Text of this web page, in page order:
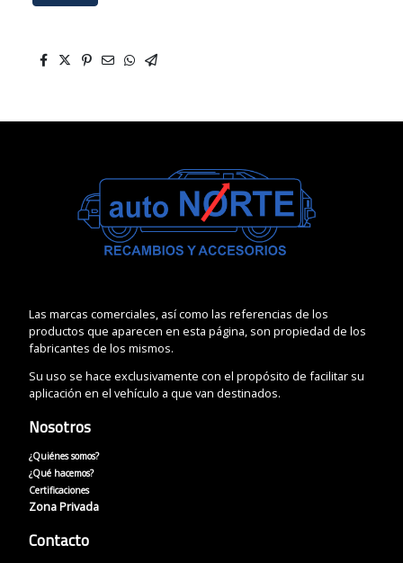
Las marcas comerciales, así como las referencias de los
productos que aparecen en esta página, son propiedad de los
fabricantes de los mismos.
Su uso se hace exclusivamente con el propósito de facilitar su
aplicación en el vehículo a que van destinados.
Nosotros
¿Quiénes somos?
¿Qué hacemos?
Certificaciones
Zona Privada
Contacto